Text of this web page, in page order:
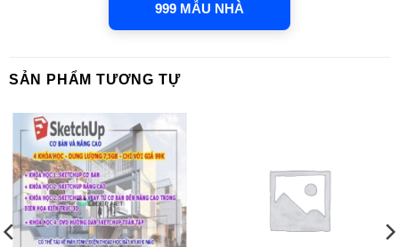
999 MẪU NHÀ
SẢN PHẨM TƯƠNG TỰ